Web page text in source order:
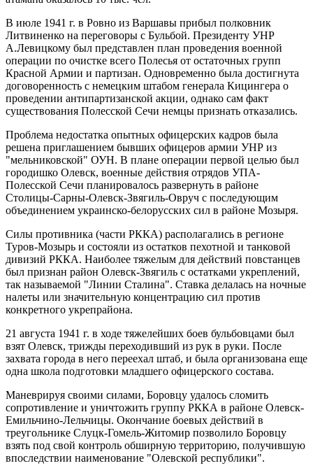
В июле 1941 г. в Ровно из Варшавы прибыл полковник
Литвиненко на переговоры с Бульбой. Президенту УНР
А.Левицкому был представлен план проведения военной
операции по очистке всего Полесья от остаточных групп
Красной Армии и партизан. Одновременно была достигнута
договоренность с немецким штабом генерала Кицингера о
проведении антипартизанской акции, однако сам факт
существования Полесской Сечи немцы признать отказались.
Проблема недостатка опытных офицерских кадров была
решена приглашением бывших офицеров армии УНР из
"мельниковской" ОУН. В плане операции первой целью был
городишко Олевск, военные действия отрядов УПА-
Полесской Сечи планировалось развернуть в районе
Столицы-Сарны-Олевск-Звягиль-Овруч с последующим
объединением украинско-белорусских сил в районе Мозыря.
Силы противника (части РККА) располагались в регионе
Туров-Мозырь и состояли из остатков пехотной и танковой
дивизий РККА. Наиболее тяжелым для действий повстанцев
был признан район Олевск-Звягиль с остатками укреплений,
так называемой "Линии Сталина". Ставка делалась на ночные
налеты или значительную концентрацию сил против
конкретного укрепрайона.
21 августа 1941 г. в ходе тяжелейших боев бульбовцами был
взят Олевск, трижды переходивший из рук в руки. После
захвата города в него переехал штаб, и была организована еще
одна школа подготовки младшего офицерского состава.
Маневрируя своими силами, Боровцу удалось сломить
сопротивление и уничтожить группу РККА в районе Олевск-
Емильчино-Лельчицы. Окончание боевых действий в
треугольнике Слуцк-Гомель-Житомир позволило Боровцу
взять под свой контроль обширную территорию, получившую
впоследствии наименование "Олевской республики".